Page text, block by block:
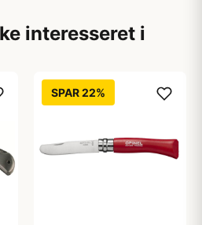
interesseret i
SPAR 22%